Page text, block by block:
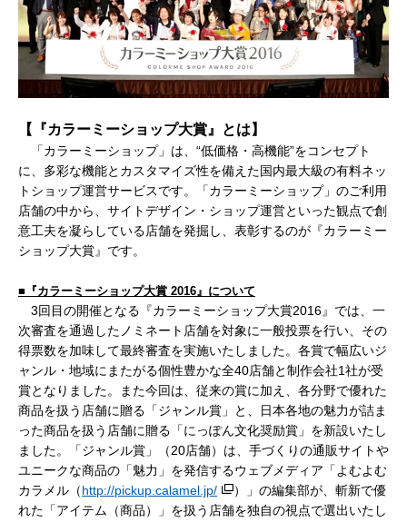
【『カラーミーショップ大賞』とは】
「カラーミーショップ」は、“低価格・高機能”をコンセプト
に、多彩な機能とカスタマイズ性を備えた国内最大級の有料ネッ
トショップ運営サービスです。「カラーミーショップ」のご利用
店舗の中から、サイトデザイン・ショップ運営といった観点で創
意工夫を凝らしている店舗を発掘し、表彰するのが『カラーミー
ショップ大賞』です。
■『カラーミーショップ大賞 2016』について
3回目の開催となる『カラーミーショップ大賞2016』では、一
次審査を通過したノミネート店舗を対象に一般投票を行い、その
得票数を加味して最終審査を実施いたしました。各賞で幅広いジ
ャンル・地域にまたがる個性豊かな全40店舗と制作会社1社が受
賞となりました。また今回は、従来の賞に加え、各分野で優れた
商品を扱う店舗に贈る「ジャンル賞」と、日本各地の魅力が詰ま
った商品を扱う店舗に贈る「にっぽん文化奨励賞」を新設いたし
ました。「ジャンル賞」（20店舗）は、手づくりの通販サイトや
ユニークな商品の「魅力」を発信するウェブメディア「よむよむ
カラメル（http://pickup.calamel.jp/
）」の編集部が、斬新で優
れた「アイテム（商品）」を扱う店舗を独自の視点で選出いたし